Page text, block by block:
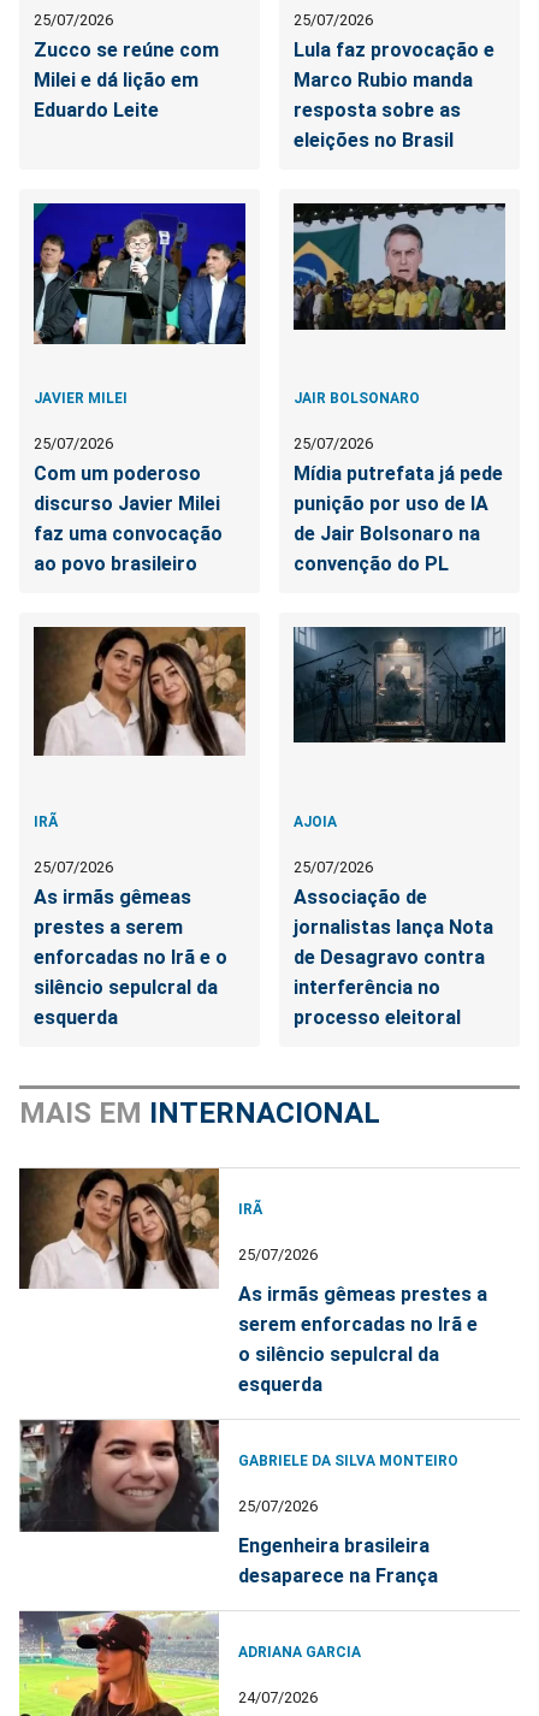
25/07/2026
Zucco se reúne com
Milei e dá lição em
Eduardo Leite
25/07/2026
Lula faz provocação e
Marco Rubio manda
resposta sobre as
eleições no Brasil
JAVIER MILEI
25/07/2026
Com um poderoso
discurso Javier Milei
faz uma convocação
ao povo brasileiro
JAIR BOLSONARO
25/07/2026
Mídia putrefata já pede
punição por uso de IA
de Jair Bolsonaro na
convenção do PL
IRÃ
25/07/2026
As irmãs gêmeas
prestes a serem
enforcadas no Irã e o
silêncio sepulcral da
esquerda
AJOIA
25/07/2026
Associação de
jornalistas lança Nota
de Desagravo contra
interferência no
processo eleitoral
MAIS EM INTERNACIONAL
IRÃ
25/07/2026
As irmãs gêmeas prestes a
serem enforcadas no Irã e
o silêncio sepulcral da
esquerda
GABRIELE DA SILVA MONTEIRO
25/07/2026
Engenheira brasileira
desaparece na França
ADRIANA GARCIA
24/07/2026